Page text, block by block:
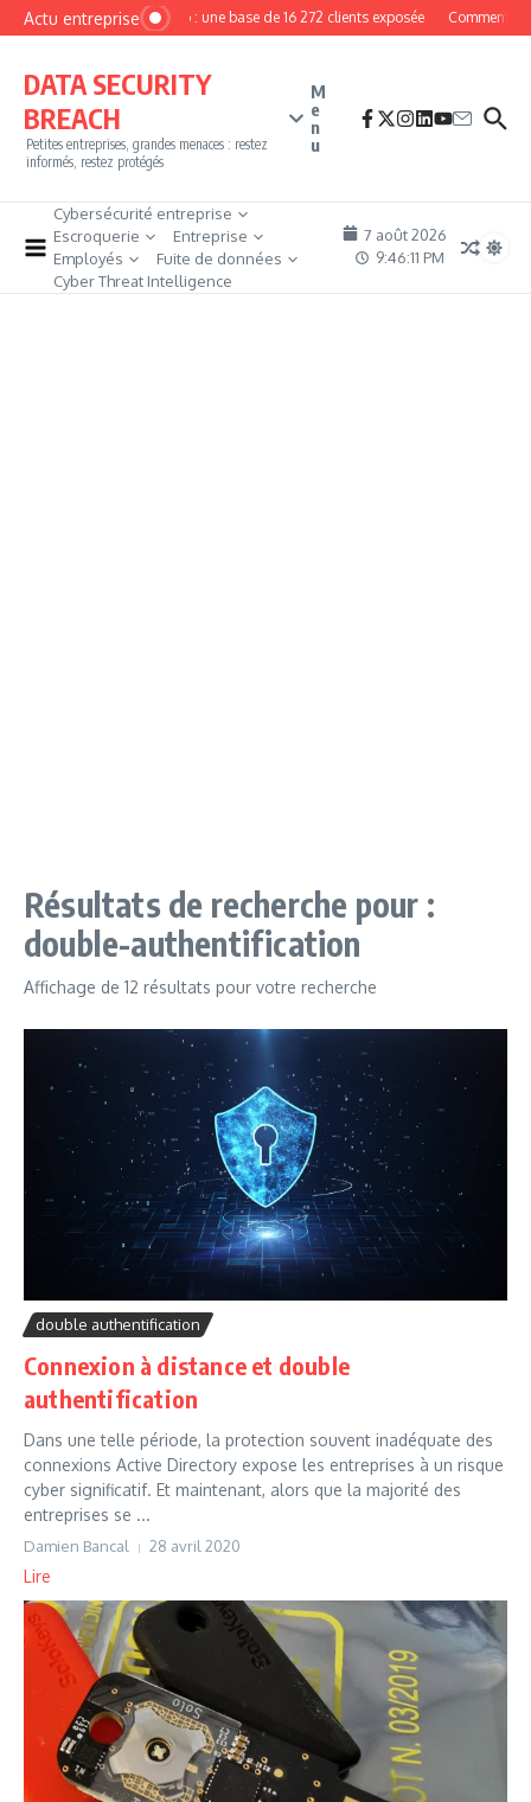
Aller au contenu
Actu entrepriseMyPhoto : une base de 16 272 clients exposée Comment
DATA SECURITY
BREACH
Petites entreprises, grandes menaces : restez
informés, restez protégés
M
e
n
u
Cybersécurité entreprise
Escroquerie
Entreprise
Employés
Fuite de données
Cyber Threat Intelligence
7 août 2026
9:46:12 PM
Résultats de recherche pour :
double-authentification
Affichage de 12 résultats pour votre recherche
double authentification
Connexion à distance et double
authentification
Dans une telle période, la protection souvent inadéquate des
connexions Active Directory expose les entreprises à un risque
cyber significatif. Et maintenant, alors que la majorité des
entreprises se ...
Damien Bancal 28 avril 2020
Lire